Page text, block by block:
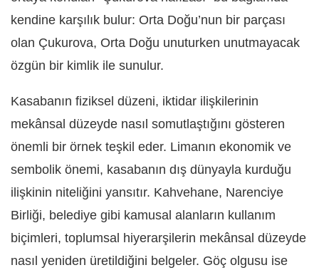
kendine karşılık bulur: Orta Doğu’nun bir parçası
olan Çukurova, Orta Doğu unuturken unutmayacak
özgün bir kimlik ile sunulur.
Kasabanın fiziksel düzeni, iktidar ilişkilerinin
mekânsal düzeyde nasıl somutlaştığını gösteren
önemli bir örnek teşkil eder. Limanın ekonomik ve
sembolik önemi, kasabanın dış dünyayla kurduğu
ilişkinin niteliğini yansıtır. Kahvehane, Narenciye
Birliği, belediye gibi kamusal alanların kullanım
biçimleri, toplumsal hiyerarşilerin mekânsal düzeyde
nasıl yeniden üretildiğini belgeler. Göç olgusu ise